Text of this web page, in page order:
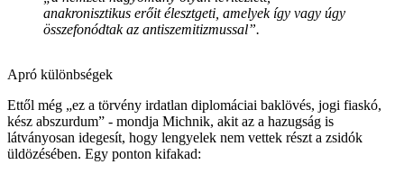
anakronisztikus erőit élesztgeti, amelyek így vagy úgy
összefonódtak az antiszemitizmussal”.
Apró különbségek
Ettől még „ez a törvény irdatlan diplomáciai baklövés, jogi fiaskó,
kész abszurdum” - mondja Michnik, akit az a hazugság is
látványosan idegesít, hogy lengyelek nem vettek részt a zsidók
üldözésében. Egy ponton kifakad: